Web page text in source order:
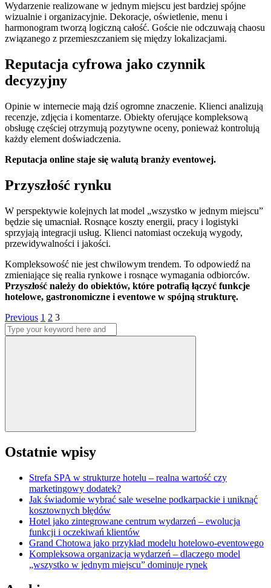
Wydarzenie realizowane w jednym miejscu jest bardziej spójne
wizualnie i organizacyjnie. Dekoracje, oświetlenie, menu i
harmonogram tworzą logiczną całość. Goście nie odczuwają chaosu
związanego z przemieszczaniem się między lokalizacjami.
Reputacja cyfrowa jako czynnik
decyzyjny
Opinie w internecie mają dziś ogromne znaczenie. Klienci analizują
recenzje, zdjęcia i komentarze. Obiekty oferujące kompleksową
obsługę częściej otrzymują pozytywne oceny, ponieważ kontrolują
każdy element doświadczenia.
Reputacja online staje się walutą branży eventowej.
Przyszłość rynku
W perspektywie kolejnych lat model „wszystko w jednym miejscu”
będzie się umacniał. Rosnące koszty energii, pracy i logistyki
sprzyjają integracji usług. Klienci natomiast oczekują wygody,
przewidywalności i jakości.
Kompleksowość nie jest chwilowym trendem. To odpowiedź na
zmieniające się realia rynkowe i rosnące wymagania odbiorców.
Przyszłość należy do obiektów, które potrafią łączyć funkcje
hotelowe, gastronomiczne i eventowe w spójną strukturę.
Stronicowanie
wpisów
Previous Page
1 Page
2 Page
3
Search
for:
Ostatnie wpisy
Strefa SPA w strukturze hotelu – realna wartość czy
marketingowy dodatek?
Jak świadomie wybrać sale weselne podkarpackie i uniknąć
kosztownych błędów
Hotel jako zintegrowane centrum wydarzeń – ewolucja
funkcji i oczekiwań klientów
Grand Chotowa jako przykład modelu hotelowo-eventowego
Kompleksowa organizacja wydarzeń – dlaczego model
„wszystko w jednym miejscu” dominuje rynek